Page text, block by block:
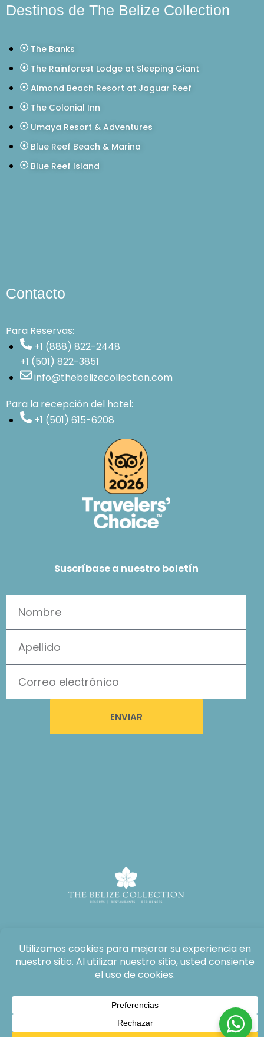
Destinos de The Belize Collection
The Banks
The Rainforest Lodge at Sleeping Giant
Almond Beach Resort at Jaguar Reef
The Colonial Inn
Umaya Resort & Adventures
Blue Reef Beach & Marina
Blue Reef Island
Contacto
Para Reservas:
+1 (888) 822-2448
+1 (501) 822-3851
info@thebelizecollection.com
Para la recepción del hotel:
+1 (501) 615-6208
Suscríbase a nuestro boletín
ENVIAR
Todos los derechos reservados: The Lodge at Jaguar Reef, 2026®.